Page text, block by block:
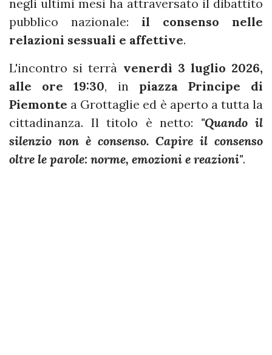
negli ultimi mesi ha attraversato il dibattito
pubblico nazionale: il consenso nelle
relazioni sessuali e affettive.
L'incontro si terrà venerdì 3 luglio 2026,
alle ore 19:30, in piazza Principe di
Piemonte a Grottaglie ed è aperto a tutta la
cittadinanza. Il titolo è netto: "Quando il
silenzio non è consenso. Capire il consenso
oltre le parole: norme, emozioni e reazioni".